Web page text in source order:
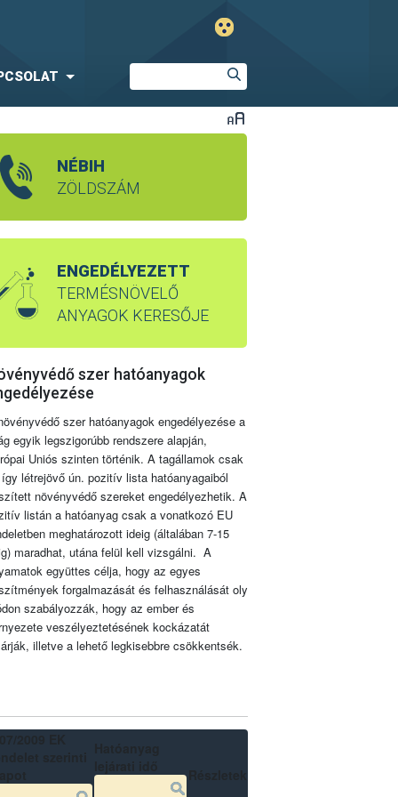
NÉBIH
ZÖLDSZÁM
ENGEDÉLYEZETT
TERMÉSNÖVELŐ
ANYAGOK KERESŐJE
szer hatóanyagok
szer hatóanyagok engedélyezése a
egyik legszigorúbb rendszere alapján,
Uniós szinten történik. A tagállamok csak
létrejövő ún. pozitív lista hatóanyagaiból
növényvédő szereket engedélyezhetik. A
listán a hatóanyag csak a vonatkozó EU
meghatározott ideig (általában 7-15
maradhat, utána felül kell vizsgálni. A
együttes célja, hogy az egyes
forgalmazását és felhasználását oly
szabályozzák, hogy az ember és
veszélyeztetésének kockázatát
illetve a lehető legkisebbre csökkentsék.